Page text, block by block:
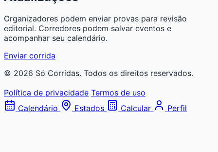
Organizadores podem enviar provas para revisão
editorial. Corredores podem salvar eventos e
acompanhar seu calendário.
Enviar corrida
© 2026 Só Corridas. Todos os direitos reservados.
Política de privacidade Termos de uso
Calendário
Estados Calcular Perfil